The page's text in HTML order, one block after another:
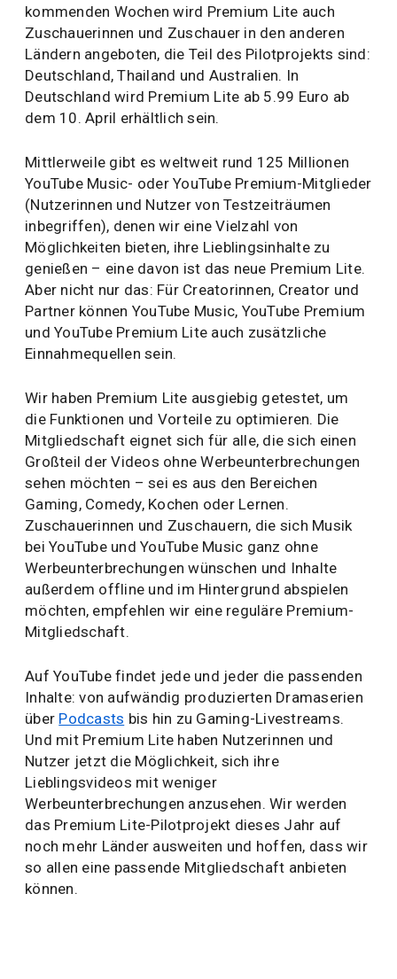
kommenden Wochen wird Premium Lite auch
Zuschauerinnen und Zuschauer in den anderen
Ländern angeboten, die Teil des Pilotprojekts sind:
Deutschland, Thailand und Australien. In
Deutschland wird Premium Lite ab 5.99 Euro ab
dem 10. April erhältlich sein.
Mittlerweile gibt es weltweit rund 125 Millionen
YouTube Music- oder YouTube Premium-Mitglieder
(Nutzerinnen und Nutzer von Testzeiträumen
inbegriffen), denen wir eine Vielzahl von
Möglichkeiten bieten, ihre Lieblingsinhalte zu
genießen – eine davon ist das neue Premium Lite.
Aber nicht nur das: Für Creatorinnen, Creator und
Partner können YouTube Music, YouTube Premium
und YouTube Premium Lite auch zusätzliche
Einnahmequellen sein.
Wir haben Premium Lite ausgiebig getestet, um
die Funktionen und Vorteile zu optimieren. Die
Mitgliedschaft eignet sich für alle, die sich einen
Großteil der Videos ohne Werbeunterbrechungen
sehen möchten – sei es aus den Bereichen
Gaming, Comedy, Kochen oder Lernen.
Zuschauerinnen und Zuschauern, die sich Musik
bei YouTube und YouTube Music ganz ohne
Werbeunterbrechungen wünschen und Inhalte
außerdem offline und im Hintergrund abspielen
möchten, empfehlen wir eine reguläre Premium-
Mitgliedschaft.
Auf YouTube findet jede und jeder die passenden
Inhalte: von aufwändig produzierten Dramaserien
über Podcasts bis hin zu Gaming-Livestreams.
Und mit Premium Lite haben Nutzerinnen und
Nutzer jetzt die Möglichkeit, sich ihre
Lieblingsvideos mit weniger
Werbeunterbrechungen anzusehen. Wir werden
das Premium Lite-Pilotprojekt dieses Jahr auf
noch mehr Länder ausweiten und hoffen, dass wir
so allen eine passende Mitgliedschaft anbieten
können.